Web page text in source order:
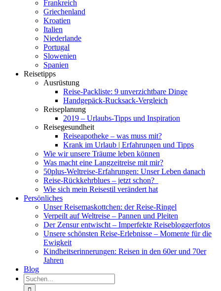
Frankreich
Griechenland
Kroatien
Italien
Niederlande
Portugal
Slowenien
Spanien
Reisetipps
Ausrüstung
Reise-Packliste: 9 unverzichtbare Dinge
Handgepäck-Rucksack-Vergleich
Reiseplanung
2019 – Urlaubs-Tipps und Inspiration
Reisegesundheit
Reiseapotheke – was muss mit?
Krank im Urlaub | Erfahrungen und Tipps
Wie wir unsere Träume leben können
Was macht eine Langzeitreise mit mir?
50plus-Weltreise-Erfahrungen: Unser Leben danach
Reise-Rückkehrblues – jetzt schon?
Wie sich mein Reisestil verändert hat
Persönliches
Unser Reisemaskottchen: der Reise-Ringel
Verpeilt auf Weltreise – Pannen und Pleiten
Der Zensur entwischt – Imperfekte Reisebloggerfotos
Unsere schönsten Reise-Erlebnisse – Momente für die
Ewigkeit
Kindheitserinnerungen: Reisen in den 60er und 70er
Jahren
Blog
Suche
nach: